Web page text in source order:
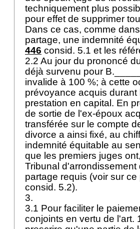
techniquement plus
pour effet de supprimer
Dans ce cas, comme
partage, une indemnité
446 consid. 5.1 et les
2.2 Au jour du prononcé
déjà survenu pour
invalide à 100 %; à cette
prévoyance acquis
prestation en capital. En
de sortie de l'ex-époux
transférée sur le compte
divorce a ainsi fixé, au
indemnité équitable au
que les premiers juges
Tribunal
partage requis (voir sur
consid. 5.2).
3.
3.1 Pour faciliter le
conjoints en vertu de l'art.